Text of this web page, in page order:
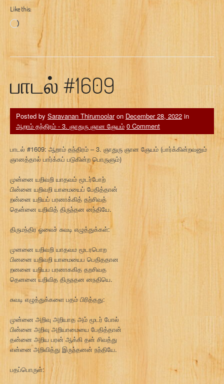
Like this:
Loading…
பாடல் #1609
Posted by Saravanan Thirumoolaron December 28, 2022 in
ஆறாம் தந்திரம் - 3. ஞாதுரு ஞான ஞேயம் 0 Comment
பாடல் #1609: ஆறாம் தந்திரம் – 3. ஞாதுரு ஞான ஞேயம் (பார்க்கின்றவனும்
ஞானத்தால் பார்க்கப் படுகின்ற பொருளும்)
முன்னை யறிவறி யாதவம் மூடர்போற்
பின்னை யறிவறி யாமையைப் பேதித்தான்
றன்னை யறியப் பரனாக்கித் தற்சிவத்
தென்னை யறிவித் திருந்தன னந்தியே.
திருமந்திர ஓலைச் சுவடி எழுத்துக்கள்:
முனனை யறிவறி யாதவம மூடரபொற
பினனை யறிவறி யாமையைப பெதிததான
றனனை யறியப பரனாககித தறசிவத
தெனனை யறிவித திருநதன னநதியெ.
சுவடி எழுத்துக்களை பதம் பிரித்தது:
முன்னை அறிவு அறியாத அம் மூடர் போல்
பின்னை அறிவு அறியாமையை பேதித்தான்
தன்னை அறிய பரன் ஆக்கி தன் சிவத்து
என்னை அறிவித்து இருந்தனன் நந்தியே.
பதப்பொருள்: